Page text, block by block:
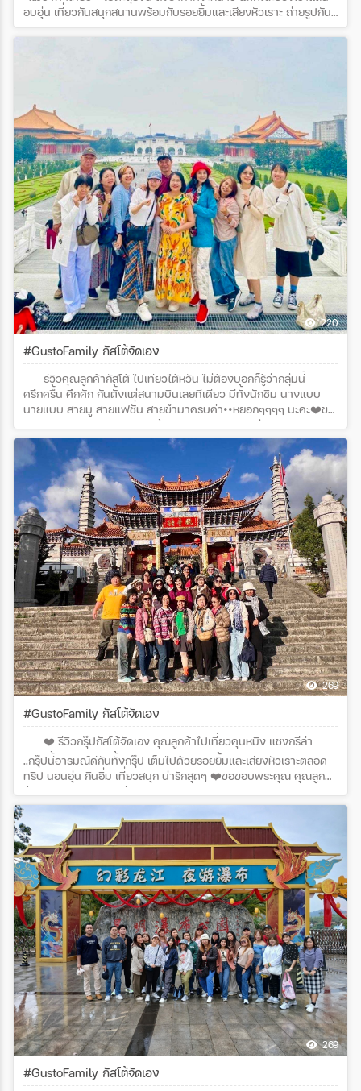
อบอุ่น เที่ยวกันสนุกสนานพร้อมกับรอยยิ้มและเสียงหัวเราะ ถ่ายรูปกัน
เยอะมาก แต่ละวันพันกว่ารูปได้แหละ อิอิ หยอกๆ ค่า ❤️ขอ
#GustoFamily กัสโต้จัดเอง
220
รีวิวคุณลูกค้ากัสโต้ ไปเที่ยวไต้หวัน ไม่ต้องบอกก็รู้ว่ากลุ่มนี้
ครึกครื้น คึกคัก กันตั้งแต่สนามบินเลยทีเดียว มีทั้งนักชิม นางแบบ
นายแบบ สายมู สายแฟชั่น สายขำมาครบค่า••หยอกๆๆๆๆ นะคะ❤️ขอ
ขอบพระคุณ คุณกิ๊ก และคณะทั้ง 16 ท่าน ด้วยนะคะที่สนับสนุนกัสโต้
เวิลด์ ทัวร์ด้วยใจจริงค่ะ โปรแกรมทัวร์ : มหัศจรรย์..ไทเป มหานคร
เมืองแห่งสีสัน 4 วัน 3 คืน
#GustoFamily กัสโต้จัดเอง
269
❤️ รีวิวกรุ๊ปกัสโต้จัดเอง คุณลูกค้าไปเที่ยวคุนหมิง แชงกรีล่า
..กรุ๊ปนี้อารมณ์ดีกันทั้งกรุ๊ป เต็มไปด้วยรอยยิ้มและเสียงหัวเราะตลอด
ทริป นอนอุ่น กินอิ่ม เที่ยวสนุก น่ารักสุดๆ ❤️ขอขอบพระคุณ คุณลูกค้า
ทั้ง 20 ท่านด้วยนะคะที่สนับสนุนกัสโต้ เวิลด์ ทัวร์ด้วยใจจริงค่ะ
โปรแกรมทัวร์ : คุนหมิง ต้าหลี่ ลี่เจียง แชงกรีล่า ภูเขาหิมะมังกรหยก
โดยสายการบิน Kunming Airlines (KY)
#GustoFamily กัสโต้จัดเอง
269